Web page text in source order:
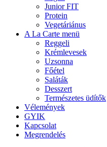
Junior FIT
Protein
Vegetáriánus
A La Carte menü
Reggeli
Krémlevesek
Uzsonna
Főétel
Saláták
Desszert
Természetes üdítők
Vélemények
GYIK
Kapcsolat
Megrendelés